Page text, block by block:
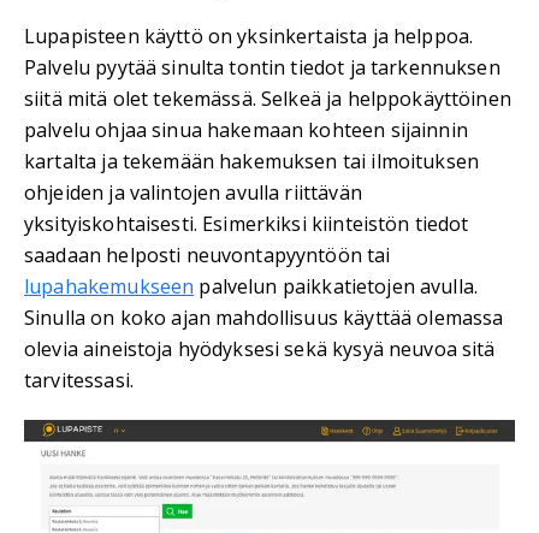
Lupapisteen käyttö on yksinkertaista ja helppoa.
Palvelu pyytää sinulta tontin tiedot ja tarkennuksen
siitä mitä olet tekemässä. Selkeä ja helppokäyttöinen
palvelu ohjaa sinua hakemaan kohteen sijainnin
kartalta ja tekemään hakemuksen tai ilmoituksen
ohjeiden ja valintojen avulla riittävän
yksityiskohtaisesti. Esimerkiksi kiinteistön tiedot
saadaan helposti neuvontapyyntöön tai
lupahakemukseen palvelun paikkatietojen avulla.
Sinulla on koko ajan mahdollisuus käyttää olemassa
olevia aineistoja hyödyksesi sekä kysyä neuvoa sitä
tarvitessasi.